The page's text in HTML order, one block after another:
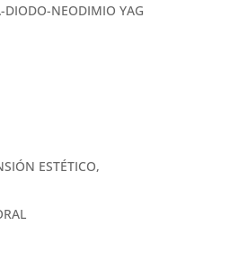
DIODO-NEODIMIO YAG
ESTÉTICO,